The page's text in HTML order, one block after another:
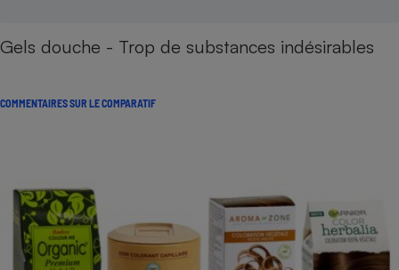
Gels douche - Trop de substances indésirables
COMMENTAIRES SUR LE COMPARATIF